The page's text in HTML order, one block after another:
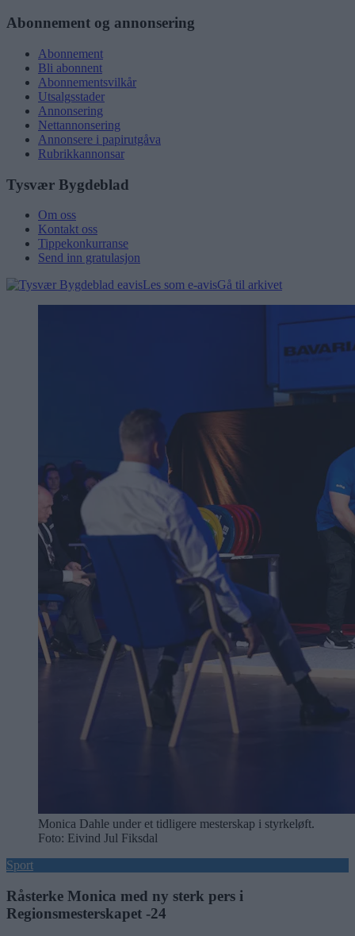
Abonnement og annonsering
Abonnement
Bli abonnent
Abonnementsvilkår
Utsalgsstader
Annonsering
Nettannonsering
Annonsere i papirutgåva
Rubrikkannonsar
Tysvær Bygdeblad
Om oss
Kontakt oss
Tippekonkurranse
Send inn gratulasjon
Les som e-avisGå til arkivet
Monica Dahle under et tidligere mesterskap i styrkeløft.
Foto: Eivind Jul Fiksdal
Sport
Råsterke Monica med ny sterk pers i
Regionsmesterskapet -24